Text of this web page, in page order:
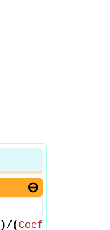
)/(Coefficiente